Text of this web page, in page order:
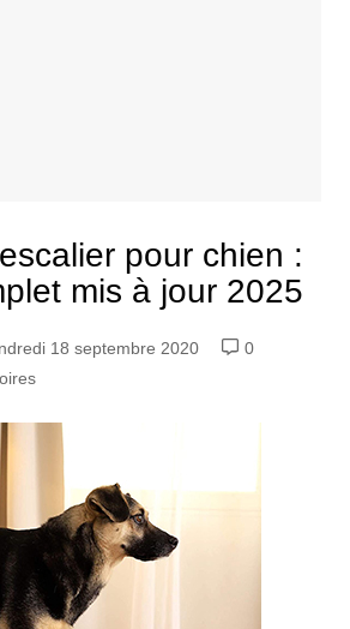
pour chien :
mis à jour 2025
18 septembre 2020
0